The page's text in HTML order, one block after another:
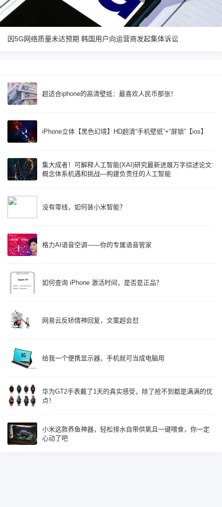
因5G网络质量未达预期 韩国用户向运营商发起集体诉讼
超适合iphone的高清壁纸：最喜欢人民币那张！
iPhone立体【黑色幻境】HD超清“手机壁纸”+“屏锁”【ios】
集大成者！可解释人工智能(XAI)研究最新进展万字综述论文:
概念体系机遇和挑战—构建负责任的人工智能
没有零线，如何装小米智能？
格力AI语音空调——你的专属语音管家
如何查询 iPhone 激活时间，是否是正品？
网易云反矫情神回复，文案超会怼
给我一个便携显示器，手机就可当成电脑用
华为GT2手表戴了1天的真实感受，除了抢不到都是满满的优
点！
小米这款养鱼神器，轻松排水自带供氧且一键喂食，你一定
心动了吧